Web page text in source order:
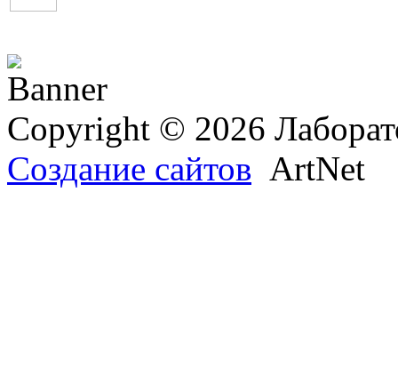
Copyright © 2026
Создание сайтов ArtNet